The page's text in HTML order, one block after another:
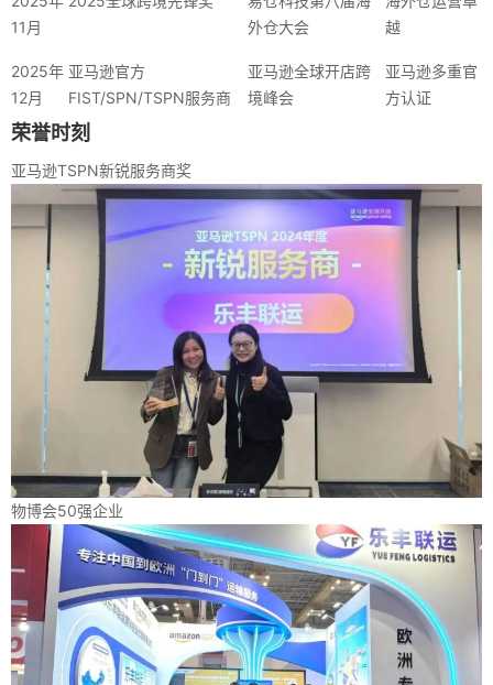
11月
外仓大会
越
2025年
12月
亚马逊官方
FIST/SPN/TSPN服务商
亚马逊全球开店跨
境峰会
亚马逊多重官
方认证
荣誉时刻
亚马逊TSPN新锐服务商奖
物博会50强企业